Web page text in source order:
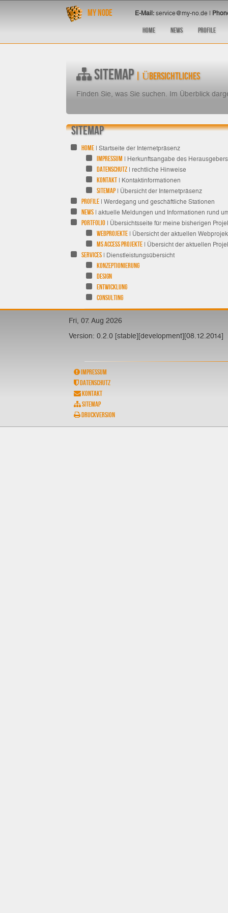
My Node E-Mail: service@my-no.de |
Home News Profile
Sitemap| Übersichtliches
Finden Sie, was Sie suchen. Im Überblick
Sitemap
Home | Startseite der Internetpräsenz
Impressum | Herkunftsangabe des Herausgebers
Datenschutz | rechtliche Hinweise
Kontakt | Kontaktinformationen
Sitemap| Übersicht der Internetpräsenz
Profile | Werdegang und geschäftliche Stationen
News | aktuelle Meldungen und Informationen rund
Portfolio | Übersichtsseite für meine bisherigen
Webprojekte | Übersicht der aktuellen
MS Access Projekte | Übersicht der aktuellen
Services | Dienstleistungsübersicht
Konzeptionierung
Design
Entwicklung
Consulting
Fri, 07. Aug 2026
Version: 0.2.0 [stable][development][08.12.2014]
Impressum
Datenschutz
Kontakt
Sitemap
Druckversion